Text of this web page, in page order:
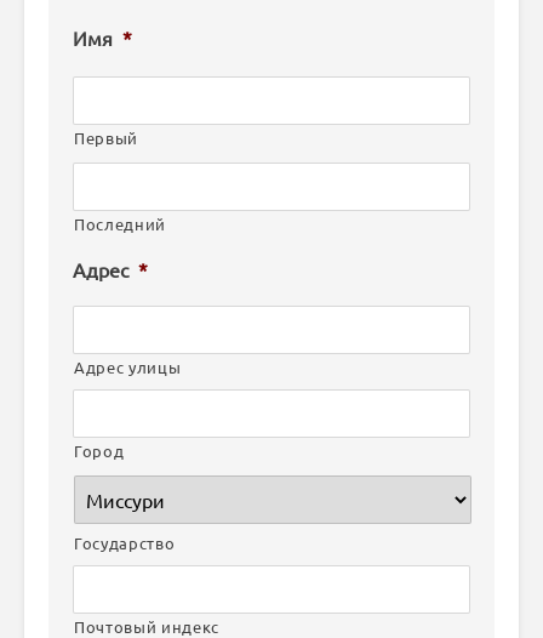
Имя *
Первый
Последний
Адрес *
Адрес улицы
Город
Государство
Почтовый индекс